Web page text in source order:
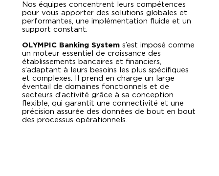
Nos équipes concentrent leurs compétences
pour vous apporter des solutions globales et
performantes, une implémentation fluide et un
support constant.
OLYMPIC Banking Systems’est imposé comme
un moteur essentiel de croissance des
établissements bancaires et financiers,
s’adaptant à leurs besoins les plus spécifiques
et complexes. Il prend en charge un large
éventail de domaines fonctionnels et de
secteurs d’activité grâce à sa conception
flexible, qui garantit une connectivité et une
précision assurée des données de bout en bout
des processus opérationnels.